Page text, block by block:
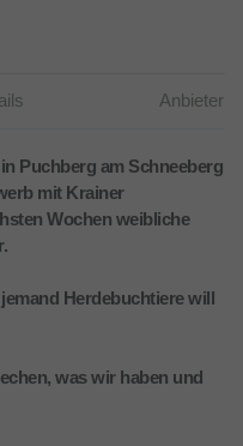
Anbieter
Puchberg am Schneeberg
mit Krainer
Wochen weibliche
Herdebuchtiere will
was wir haben und